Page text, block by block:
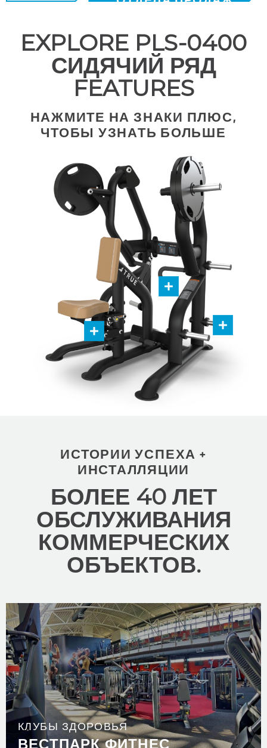
EXPLORE PLS-0400
СИДЯЧИЙ РЯД
FEATURES
НАЖМИТЕ НА ЗНАКИ ПЛЮС,
ЧТОБЫ УЗНАТЬ БОЛЬШЕ
ИСТОРИИ УСПЕХА +
ИНСТАЛЛЯЦИИ
БОЛЕЕ 40 ЛЕТ
ОБСЛУЖИВАНИЯ
КОММЕРЧЕСКИХ
ОБЪЕКТОВ.
КЛУБЫ ЗДОРОВЬЯ
ВЕСТПАРК ФИТНЕС